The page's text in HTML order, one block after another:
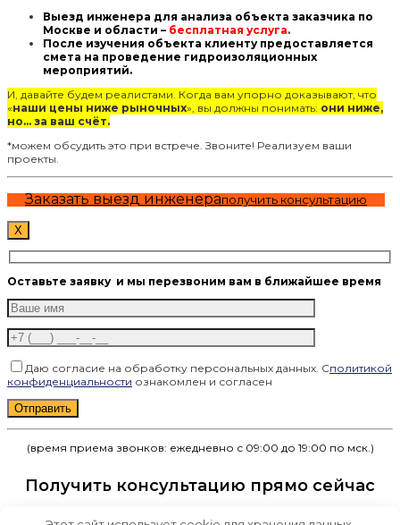
Выезд инженера для анализа объекта заказчика по
Москве и области – бесплатная услуга.
После изучения объекта клиенту предоставляется
смета на проведение гидроизоляционных
мероприятий.
И, давайте будем реалистами. Когда вам упорно доказывают, что
«наши цены ниже рыночных», вы должны понимать: они ниже,
но… за ваш счёт.
*можем обсудить это при встрече. Звоните! Реализуем ваши
проекты.
Заказать выезд инженераполучить консультацию
X
Оставьте заявку и мы перезвоним вам в ближайшее время
Даю согласие на обработку персональных данных. Сполитикой
конфиденциальности ознакомлен и согласен
Оставьте это поле пустым.
(время приема звонков: ежедневно с 09:00 до 19:00 по мск.)
Получить консультацию прямо сейчас